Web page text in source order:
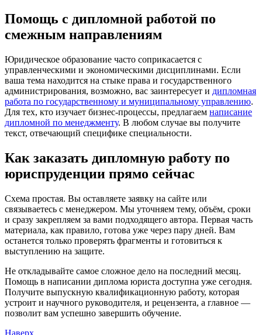
Помощь с дипломной работой по
смежным направлениям
Юридическое образование часто соприкасается с
управленческими и экономическими дисциплинами. Если
ваша тема находится на стыке права и государственного
администрирования, возможно, вас заинтересует и дипломная
работа по государственному и муниципальному управлению.
Для тех, кто изучает бизнес-процессы, предлагаем написание
дипломной по менеджменту. В любом случае вы получите
текст, отвечающий специфике специальности.
Как заказать дипломную работу по
юриспруденции прямо сейчас
Схема простая. Вы оставляете заявку на сайте или
связываетесь с менеджером. Мы уточняем тему, объём, сроки
и сразу закрепляем за вами подходящего автора. Первая часть
материала, как правило, готова уже через пару дней. Вам
останется только проверять фрагменты и готовиться к
выступлению на защите.
Не откладывайте самое сложное дело на последний месяц.
Помощь в написании диплома юриста доступна уже сегодня.
Получите выпускную квалификационную работу, которая
устроит и научного руководителя, и рецензента, а главное —
позволит вам успешно завершить обучение.
Наверх